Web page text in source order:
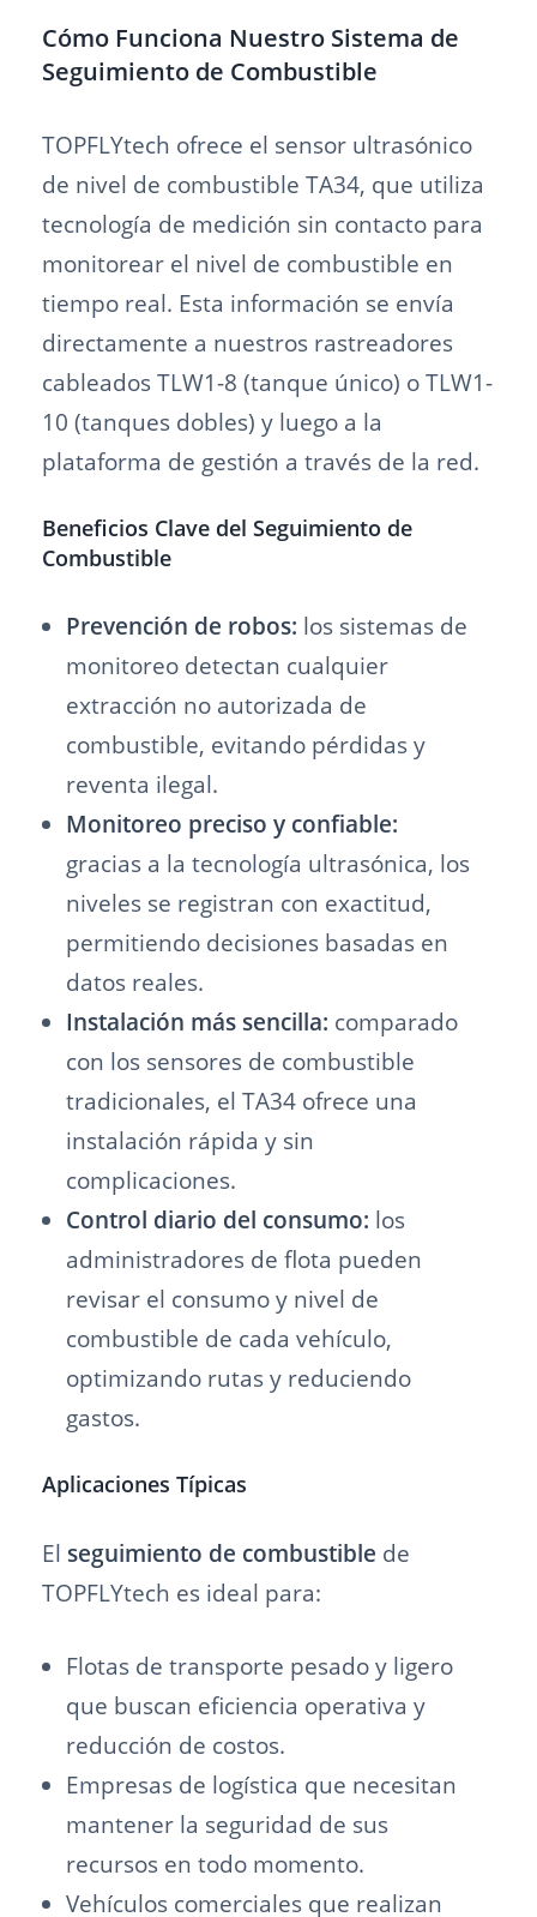
Cómo Funciona Nuestro Sistema de
Seguimiento de Combustible
TOPFLYtech ofrece el sensor ultrasónico
de nivel de combustible TA34, que utiliza
tecnología de medición sin contacto para
monitorear el nivel de combustible en
tiempo real. Esta información se envía
directamente a nuestros rastreadores
cableados TLW1-8 (tanque único) o TLW1-
10 (tanques dobles) y luego a la
plataforma de gestión a través de la red.
Beneficios Clave del Seguimiento de
Combustible
Prevención de robos: los sistemas de
monitoreo detectan cualquier
extracción no autorizada de
combustible, evitando pérdidas y
reventa ilegal.
Monitoreo preciso y confiable:
gracias a la tecnología ultrasónica, los
niveles se registran con exactitud,
permitiendo decisiones basadas en
datos reales.
Instalación más sencilla: comparado
con los sensores de combustible
tradicionales, el TA34 ofrece una
instalación rápida y sin
complicaciones.
Control diario del consumo: los
administradores de flota pueden
revisar el consumo y nivel de
combustible de cada vehículo,
optimizando rutas y reduciendo
gastos.
Aplicaciones Típicas
El seguimiento de combustible de
TOPFLYtech es ideal para:
Flotas de transporte pesado y ligero
que buscan eficiencia operativa y
reducción de costos.
Empresas de logística que necesitan
mantener la seguridad de sus
recursos en todo momento.
Vehículos comerciales que realizan